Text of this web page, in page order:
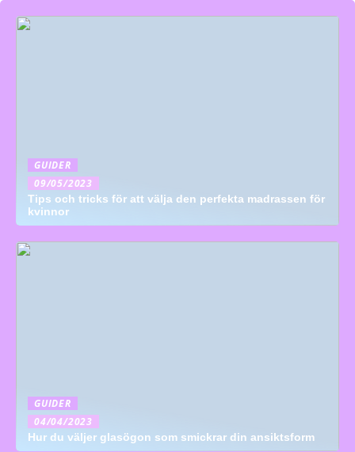
GUIDER
09/05/2023
Tips och tricks för att välja den perfekta madrassen för
kvinnor
GUIDER
04/04/2023
Hur du väljer glasögon som smickrar din ansiktsform